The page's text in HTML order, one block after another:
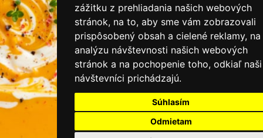
zážitku z prehliadania našich webových
stránok, na to, aby sme vám zobrazovali
prispôsobený obsah a cielené reklamy, na
analýzu návštevnosti našich webových
stránok a na pochopenie toho, odkiaľ naši
návštevníci prichádzajú.
Súhlasím
Odmietam
PRIHLÁSIŤ SA DO ZÁKAZNÍCKEJ ZÓNY
Všeobecné obchodné podmienky
Ochrana osobných údajov
Moje KamNaMenu